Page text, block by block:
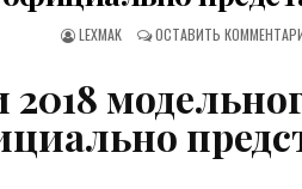
LEXMAK ОСТАВИТЬ